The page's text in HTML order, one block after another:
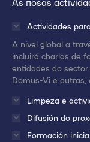
en
una
ventana/pestaña
en
una
ventana/
en
una
As nosas
Actividades
A nivel global a
incluirá charlas de
entidades do sector
Domus-Vi e outras,
Limpeza e
Difusión do
Formación